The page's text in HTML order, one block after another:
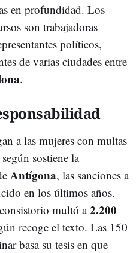
en profundidad. Los
son trabajadoras
políticos,
de varias ciudades entre
.
a las mujeres con multas
sostiene la
Antígona, las sanciones a
en los últimos años.
multó a2.200
recoge el texto. Las 150
basa su tesis en que